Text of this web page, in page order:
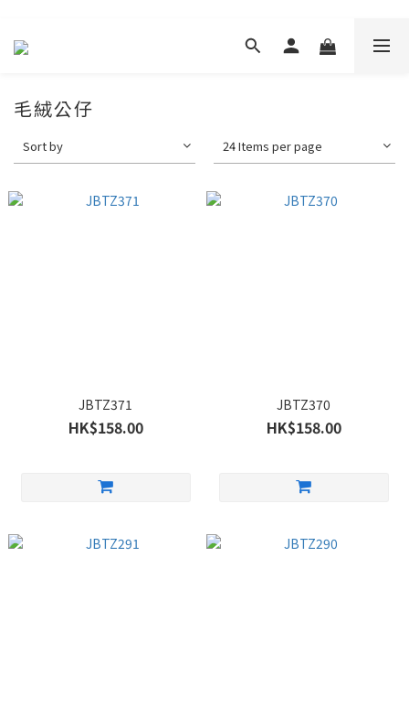
毛絨公仔
Sort by 24 Items per page
JBTZ371
HK$158.00
JBTZ370
HK$158.00